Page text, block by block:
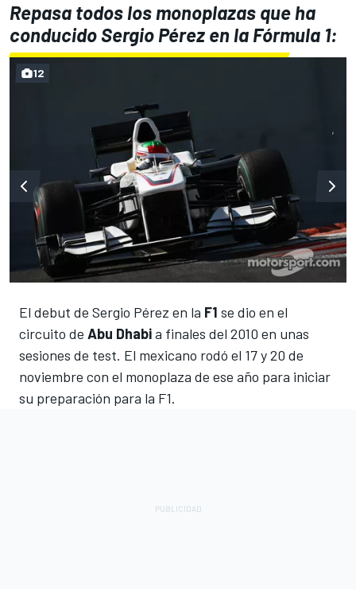
Repasa todos los monoplazas que ha
conducido Sergio Pérez en la Fórmula 1:
El debut de Sergio Pérez en la F1 se dio en el
circuito de Abu Dhabia finales del 2010 en unas
sesiones de test. El mexicano rodó el 17 y 20 de
noviembre con el monoplaza de ese año para iniciar
su preparación para la F1.
12